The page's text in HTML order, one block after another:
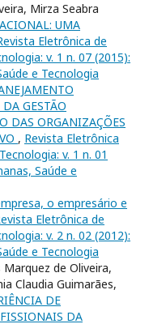
Mirza Seabra
UMA
Eletrônica de
v. 1 n. 07 (2015):
e Tecnologia
GESTÃO
DAS ORGANIZAÇÕES
, Revista Eletrônica
v. 1 n. 01
Saúde e
o empresário e
Eletrônica de
v. 2 n. 02 (2012):
e Tecnologia
de Oliveira,
Claudia Guimarães,
DE
DA